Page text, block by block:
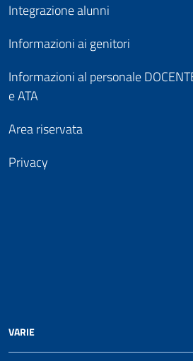
Integrazione alunni
Informazioni ai genitori
Informazioni al personale
e ATA
Area riservata
Privacy
VARIE